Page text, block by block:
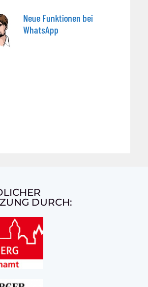
Neue Funktionen bei
WhatsApp
DURCH: